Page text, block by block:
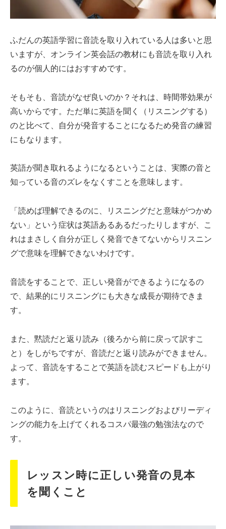
ふだんの英語学習に音読を取り入れている人は多いと思
いますが、オンライン英会話の教材にも音読を取り入れ
るのが個人的にはおすすめです。
そもそも、音読がなぜ良いのか？それは、時間帯効果が
高いからです。ただ単に英語を聞く（リスニングする）
のと比べて、自分が発音することになるため発音の練習
にもなります。
英語が聞き取れるようになるということは、実際の音と
知っている音のズレをなくすことを意味します。
「読めば理解できるのに、リスニングだと意味がつかめ
ない」という症状は英語あるあるだったりしますが、こ
れはまさしく自分が正しく発音できてないからリスニン
グで意味を理解できないわけです。
音読をすることで、正しい発音ができるようになるの
で、結果的にリスニングにも大きな成長が期待できま
す。
また、黙読だと返り読み（後ろから前に戻って訳すこ
と）をしがちですが、音読だと返り読みができません。
よって、音読をすることで英語を読むスピードも上がり
ます。
このように、音読というのはリスニングおよびリーディ
ングの能力を上げてくれるコスパ最強の勉強法なので
す。
レッスン時に正しい発音の見本
を聞くこと